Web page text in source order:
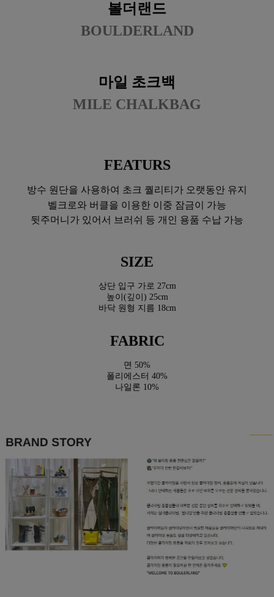
볼더랜드
BOULDERLAND
마일 초크백
MILE CHALKBAG
FEATURS
방수 원단을 사용하여 초크 퀄리티가 오랫동안 유지
벨크로와 버클을 이용한 이중 잠금이 가능
뒷주머니가 있어서 브러쉬 등 개인 용품 수납 가능
SIZE
상단 입구 가로 27cm
높이(깊이) 25cm
바닥 원형 지름 18cm
FABRIC
면 50%
폴리에스터 40%
나일론 10%